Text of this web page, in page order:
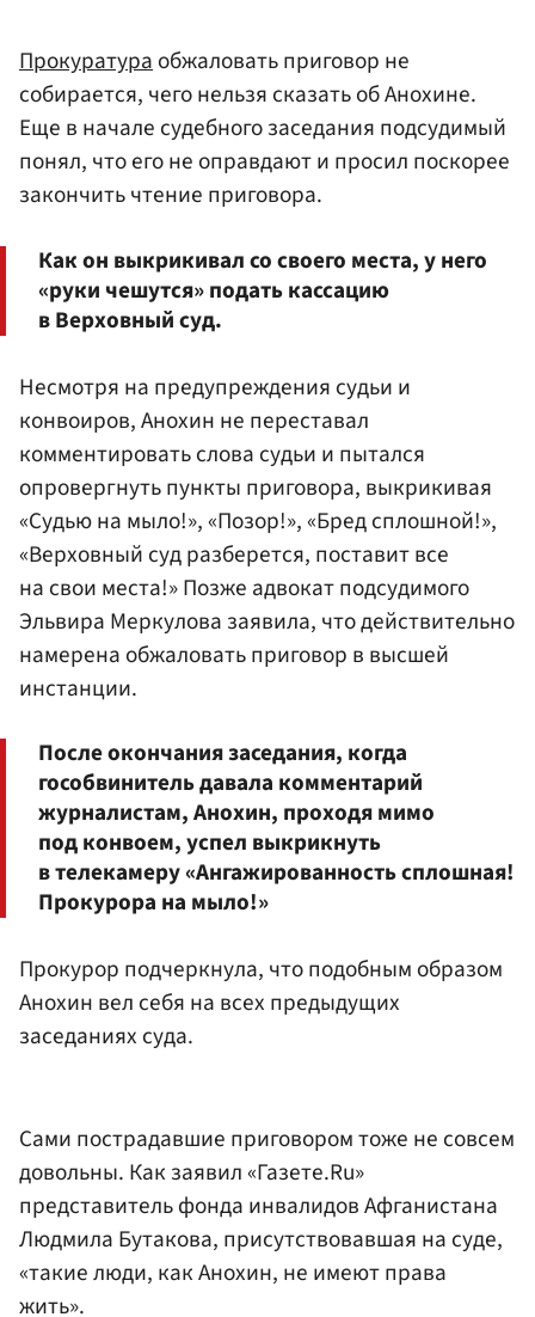
Прокуратураобжаловать приговор не
собирается, чего нельзя сказать об Анохине.
Еще в начале судебного заседания подсудимый
понял, что его не оправдают и просил поскорее
закончить чтение приговора.
Как он выкрикивал со своего места, у него
«руки чешутся» подать кассацию
в Верховный суд.
Несмотря на предупреждения судьи и
конвоиров, Анохин не переставал
комментировать слова судьи и пытался
опровергнуть пункты приговора, выкрикивая
«Судью на мыло!», «Позор!», «Бред сплошной!»,
«Верховный суд разберется, поставит все
на свои места!» Позже адвокат подсудимого
Эльвира Меркулова заявила, что действительно
намерена обжаловать приговор в высшей
инстанции.
После окончания заседания, когда
гособвинитель давала комментарий
журналистам, Анохин, проходя мимо
под конвоем, успел выкрикнуть
в телекамеру «Ангажированность сплошная!
Прокурора на мыло!»
Прокурор подчеркнула, что подобным образом
Анохин вел себя на всех предыдущих
заседаниях суда.
Сами пострадавшие приговором тоже не совсем
довольны. Как заявил «Газете.Ru»
представитель фонда инвалидов Афганистана
Людмила Бутакова, присутствовавшая на суде,
«такие люди, как Анохин, не имеют права
жить».